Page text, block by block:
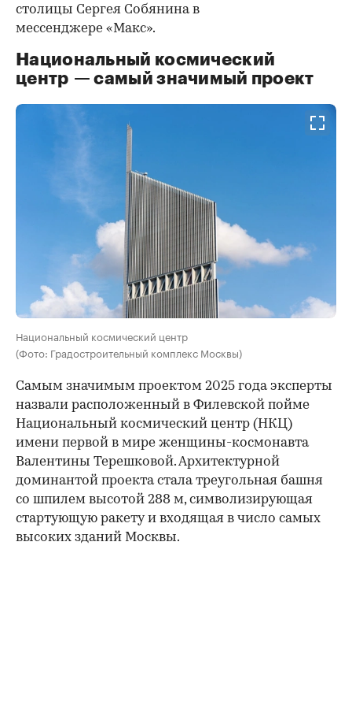
столицы Сергея Собянина в
мессенджере «Макс».
Национальный космический
центр — самый значимый проект
Национальный космический центр
(Фото: Градостроительный комплекс Москвы)
00:00 / 00:00
Самым значимым проектом 2025 года эксперты
назвали расположенный в Филевской пойме
Национальный космический центр (НКЦ)
имени первой в мире женщины-космонавта
Валентины Терешковой. Архитектурной
доминантой проекта стала треугольная башня
со шпилем высотой 288 м, символизирующая
стартующую ракету и входящая в число самых
высоких зданий Москвы.